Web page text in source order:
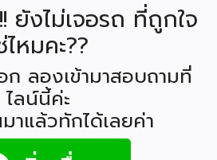
ยังไม่เจอรถ ที่ถูกใจ
ไหมคะ??
ก ลองเข้ามาสอบถามที่
ไลน์นี้ค่ะ
าแล้วทักได้เลยค่า